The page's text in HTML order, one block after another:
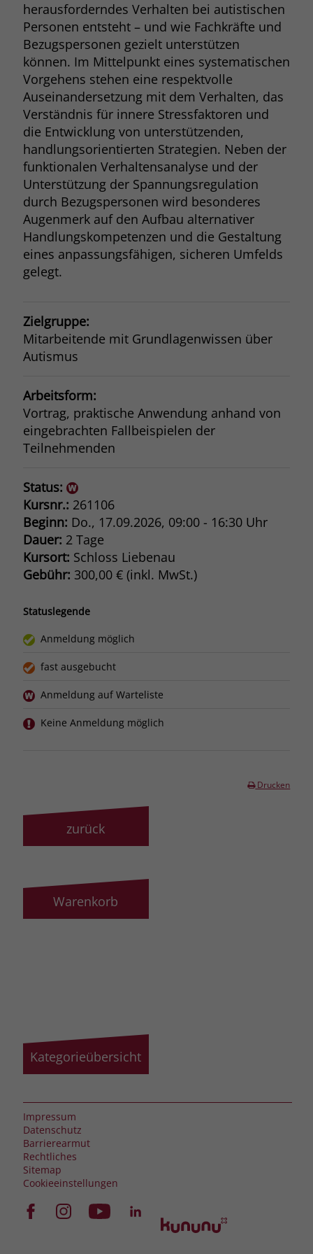
herausforderndes Verhalten bei autistischen
Personen entsteht – und wie Fachkräfte und
Bezugspersonen gezielt unterstützen
können. Im Mittelpunkt eines systematischen
Vorgehens stehen eine respektvolle
Auseinandersetzung mit dem Verhalten, das
Verständnis für innere Stressfaktoren und
die Entwicklung von unterstützenden,
handlungsorientierten Strategien. Neben der
funktionalen Verhaltensanalyse und der
Unterstützung der Spannungsregulation
durch Bezugspersonen wird besonderes
Augenmerk auf den Aufbau alternativer
Handlungskompetenzen und die Gestaltung
eines anpassungsfähigen, sicheren Umfelds
gelegt.
Zielgruppe:
Mitarbeitende mit Grundlagenwissen über
Autismus
Arbeitsform:
Vortrag, praktische Anwendung anhand von
eingebrachten Fallbeispielen der
Teilnehmenden
Status:
Kursnr.: 261106
Beginn: Do., 17.09.2026, 09:00 - 16:30 Uhr
Dauer: 2 Tage
Kursort: Schloss Liebenau
Gebühr: 300,00 € (inkl. MwSt.)
Statuslegende
Anmeldung möglich
fast ausgebucht
Anmeldung auf Warteliste
Keine Anmeldung möglich
Drucken
zurück
Warenkorb
Kategorieübersicht
Impressum
Datenschutz
Barrierearmut
Rechtliches
Sitemap
Cookieeinstellungen
Name PHPSESSID
Anbieter stiftung-liebenau.de
Laufzeit Session
Zweck
Behält die Zustände des Benutzers bei
allen Seitenanfragen bei.
Zweck
Browsers und die Einstellungen
exklusiv für diese Website zu speichern.
Dadurch wird gewährleistet, dass
Aktionen, die bei späteren Besuchen
derselben Website durchgeführt
werden, mit derselben
Benutzerkennung verknüpft werden.
Name _clsk
Anbieter www.clarity.ms
Laufzeit 1 Jahr
Zweck
Microsoft Clarity setzt dieses Cookie,
um die Seitenaufrufe eines Benutzers